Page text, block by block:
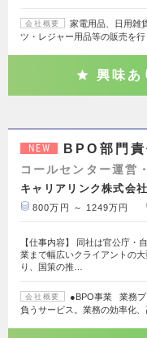
会社概要
家電用品、日用雑
ツ・レジャー用品等の販売を
興味あ
NEW BPO部門
コールセンター運営
キャリアリンク株式会社
800万円 ～ 1249万円
【仕事内容】 同社は官公庁・
業まで幅広いクライアントの
り、国策の推…
会社概要
●BPO事業 業務プ
負うサービス。業務の効率化